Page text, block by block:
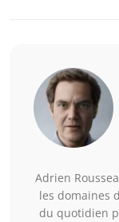
Adrien
les domaines
du quotidien